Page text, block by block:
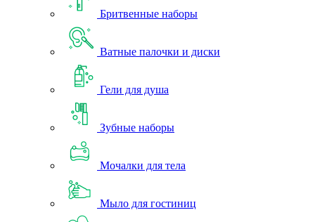
Бритвенные наборы
Ватные палочки и диски
Гели для душа
Зубные наборы
Мочалки для тела
Мыло для гостиниц